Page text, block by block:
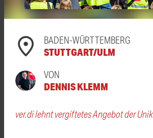
BADEN-WÜRTTEMBERG
STUTTGART/ULM
VON
DENNIS KLEMM
ver.di lehnt vergiftetes Angebot der